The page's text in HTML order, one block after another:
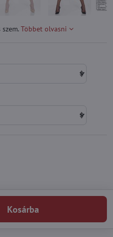
Többet olvasni
Kosárba